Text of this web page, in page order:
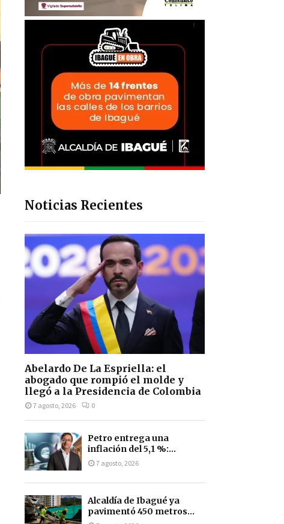
Noticias Recientes
Abelardo De La Espriella: el
abogado que rompió el molde y
llegó a la Presidencia de Colombia
7 agosto, 2026 0
Petro entrega una
inflación del 5,1 %:...
7 agosto, 2026
Alcaldía de Ibagué ya
pavimentó 450 metros...